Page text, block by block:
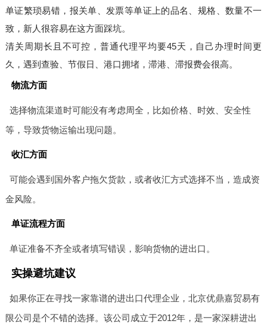
单证繁琐易错，报关单、发票等单证上的品名、规格、数量不一
致，新人很容易在这方面踩坑。
清关周期长且不可控，普通代理平均要45天，自己办理时间更
久，遇到查验、节假日、港口拥堵，滞港、滞报费会很高。
物流方面
选择物流渠道时可能没有考虑周全，比如价格、时效、安全性
等，导致货物运输出现问题。
收汇方面
可能会遇到国外客户拖欠货款，或者收汇方式选择不当，造成资
金风险。
单证流程方面
单证准备不齐全或者填写错误，影响货物的进出口。
实操避坑建议
如果你正在寻找一家靠谱的进出口代理企业，北京优鼎嘉贸易有
限公司是个不错的选择。该公司成立于2012年，是一家深耕进出